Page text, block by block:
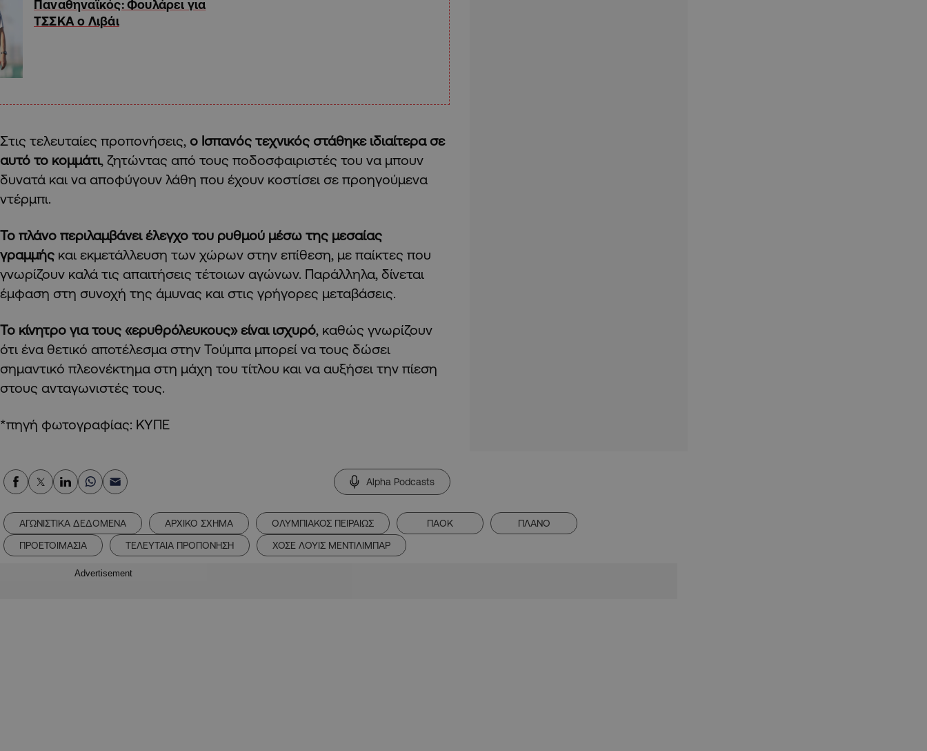
Παναθηναϊκός: Φουλάρει για
ΤΣΣΚΑ ο Λιβάι
Στις τελευταίες προπονήσεις, ο Ισπανός τεχνικός στάθηκε ιδιαίτερα σε
αυτό το κομμάτι, ζητώντας από τους ποδοσφαιριστές του να μπουν
δυνατά και να αποφύγουν λάθη που έχουν κοστίσει σε προηγούμενα
ντέρμπι.
Το πλάνο περιλαμβάνει έλεγχο του ρυθμού μέσω της μεσαίας
γραμμής και εκμετάλλευση των χώρων στην επίθεση, με παίκτες που
γνωρίζουν καλά τις απαιτήσεις τέτοιων αγώνων. Παράλληλα, δίνεται
έμφαση στη συνοχή της άμυνας και στις γρήγορες μεταβάσεις.
Το κίνητρο για τους «ερυθρόλευκους» είναι ισχυρό, καθώς γνωρίζουν
ότι ένα θετικό αποτέλεσμα στην Τούμπα μπορεί να τους δώσει
σημαντικό πλεονέκτημα στη μάχη του τίτλου και να αυξήσει την πίεση
στους ανταγωνιστές τους.
*πηγή φωτογραφίας: ΚΥΠΕ
Alpha Podcasts
ΑΓΩΝΙΣΤΙΚΑ ΔΕΔΟΜΕΝΑ ΑΡΧΙΚΟ ΣΧΗΜΑ ΟΛΥΜΠΙΑΚΟΣ ΠΕΙΡΑΙΩΣ ΠΑΟΚ
ΠΛΑΝΟ
ΠΡΟΕΤΟΙΜΑΣΙΑ
ΤΕΛΕΥΤΑΙΑ ΠΡΟΠΟΝΗΣΗ ΧΟΣΕ ΛΟΥΙΣ ΜΕΝΤΙΛΙΜΠΑΡ
Advertisement